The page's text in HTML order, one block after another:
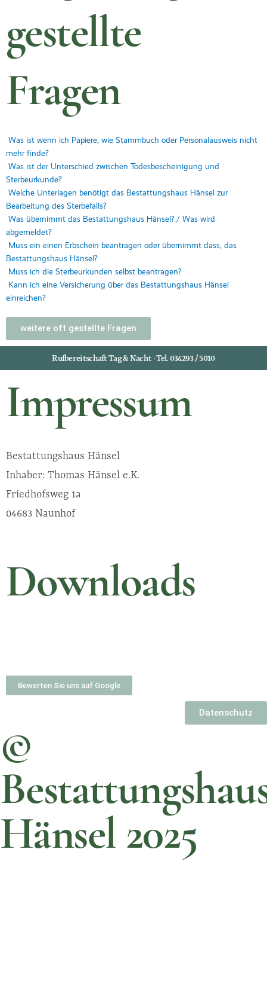
gestellte
Fragen
Was ist wenn ich Papiere, wie Stammbuch oder Personalausweis nicht
mehr finde?
Was ist der Unterschied zwischen Todesbescheinigung und
Sterbeurkunde?
Welche Unterlagen benötigt das Bestattungshaus Hänsel zur
Bearbeitung des Sterbefalls?
Was übernimmt das Bestattungshaus Hänsel? / Was wird
abgemeldet?
Muss ein einen Erbschein beantragen oder übernimmt dass, das
Bestattungshaus Hänsel?
Muss ich die Sterbeurkunden selbst beantragen?
Kann ich eine Versicherung über das Bestattungshaus Hänsel
einreichen?
weitere oft gestellte Fragen
Rufbereitschaft Tag & Nacht · Tel. 034293 / 5010
Impressum
Bestattungshaus Hänsel
Inhaber: Thomas Hänsel e.K.
Friedhofsweg 1a
04683 Naunhof
Downloads
Bewerten Sie uns auf Google
©
Hänsel 2025
Datenschutz